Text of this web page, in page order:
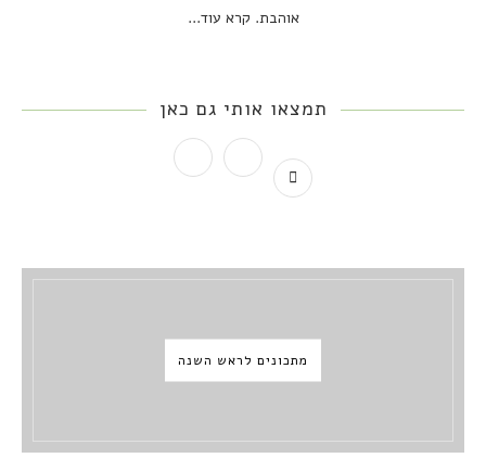
אוהבת. קרא עוד...
תמצאו אותי גם כאן
מתכונים לראש השנה